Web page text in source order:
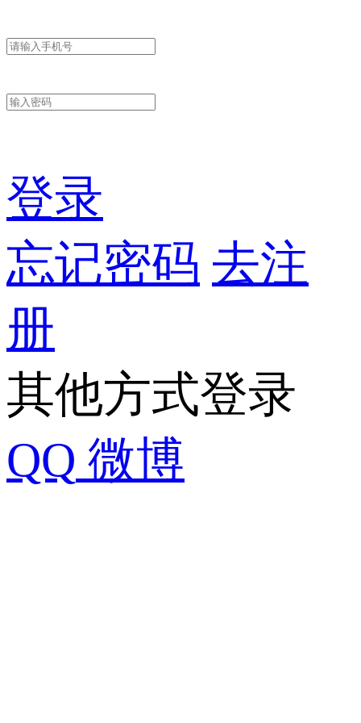
登录
忘记密码 去注
册
其他方式登录
QQ 微博